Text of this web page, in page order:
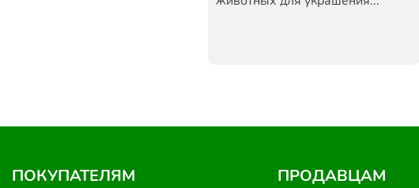
ПОКУПАТЕЛЯМ ПРОДАВЦАМ